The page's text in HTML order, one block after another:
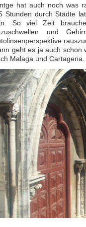
hat auch noch was
Stunden durch Städte
So viel Zeit
und
geht es ja auch schon
Malaga und Cartagena.